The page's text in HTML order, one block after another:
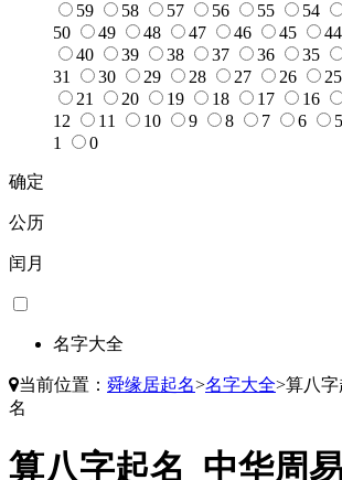
59
58 57 56 55 54
50
49 48 47 46 45 44
40
39 38 37 36 35
31
30 29 28 27 26 25
21
20 19 18 17 16
12
11 10 9 8 7 6 5
1
0
确定
公历
闰月
名字大全
当前位置： 舜缘居起名>名字大全>算八
名
算八字起名_中华周